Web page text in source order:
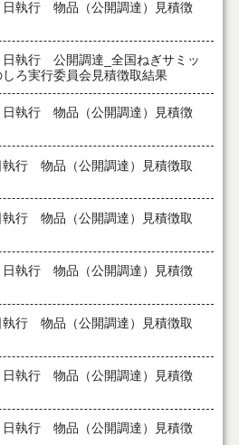
日執行 物品（公開調達）見積徴
日執行 公開調達_全国ねぎサミッ
しろ実行委員会見積徴取結果
日執行 物品（公開調達）見積徴
執行 物品（公開調達）見積徴取
執行 物品（公開調達）見積徴取
日執行 物品（公開調達）見積徴
執行 物品（公開調達）見積徴取
日執行 物品（公開調達）見積徴
日執行 物品（公開調達）見積徴